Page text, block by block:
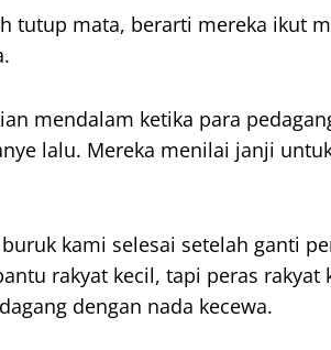
tutup mata, berarti mereka ikut
mendalam ketika para
lalu. Mereka menilai janji
kami selesai setelah ganti
rakyat kecil, tapi peras
dengan nada kecewa.